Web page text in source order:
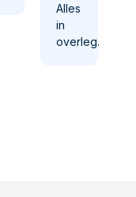
Alles
in
overleg.